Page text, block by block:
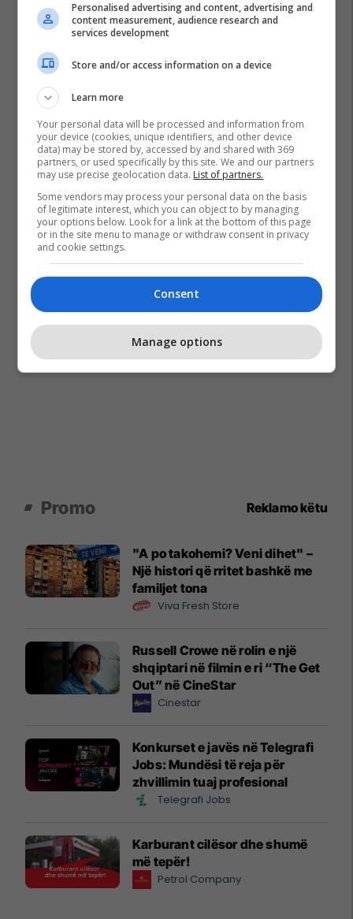
Promo Reklamo këtu
"A po takohemi? Veni dihet" –
Një histori që rritet bashkë me
familjet tona
Viva Fresh Store
Russell Crowe në rolin e një
shqiptari në filmin e ri “The Get
Out” në CineStar
Cinestar
Konkurset e javës në Telegrafi
Jobs: Mundësi të reja për
zhvillimin tuaj profesional
Telegrafi Jobs
Karburant cilësor dhe shumë
më tepër!
Petrol Company
Personalised advertising and content, advertising and
content measurement, audience research and
services development
Store and/or access information on a device
Learn more
Your personal data will be processed and information from
your device (cookies, unique identifiers, and other device
data) may be stored by, accessed by and shared with 369
partners, or used specifically by this site. We and our partners
may use precise geolocation data. List of partners.
Some vendors may process your personal data on the basis
of legitimate interest, which you can object to by managing
your options below. Look for a link at the bottom of this page
or in the site menu to manage or withdraw consent in privacy
and cookie settings.
Consent
Manage options